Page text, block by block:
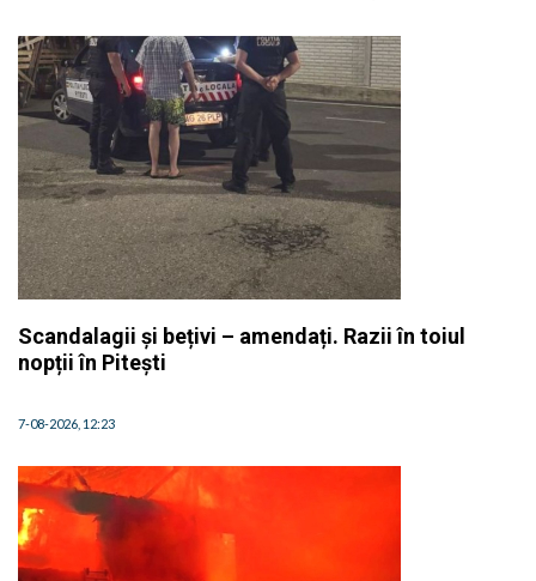
Scandalagii și bețivi – amendați. Razii în toiul
nopții în Pitești
7-08-2026, 12:23